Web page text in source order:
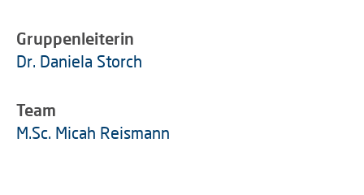
Gruppenleiterin
Dr. Daniela Storch
Team
M.Sc. Micah Reismann